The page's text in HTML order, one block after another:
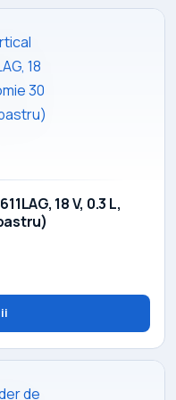
18 V, 0.3 L,